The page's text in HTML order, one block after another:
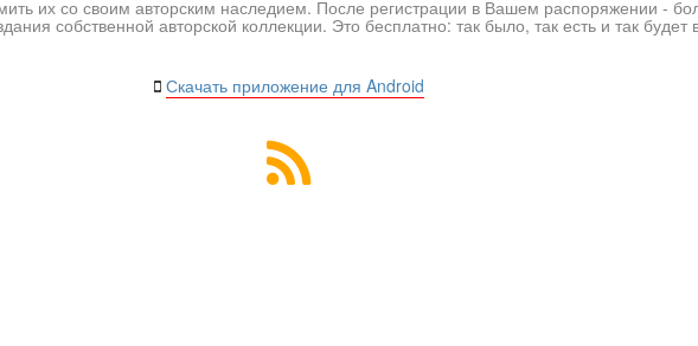
их со своим авторским наследием. После регистрации в Вашем распоряжении -
собственной авторской коллекции. Это бесплатно: так было, так есть и так будет
Скачать приложение для Android